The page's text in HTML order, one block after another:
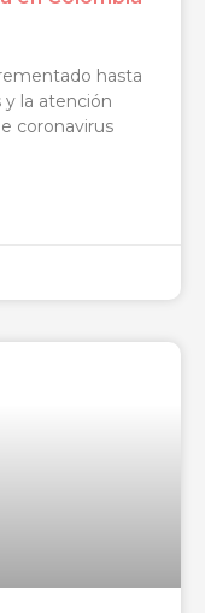
hasta
y la atención
coronavirus